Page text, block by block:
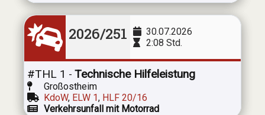
2026/251
30.07.2026
2:08 Std.
#THL 1 - Technische Hilfeleistung
Großostheim
KdoW, ELW 1, HLF 20/16
Verkehrsunfall mit Motorrad